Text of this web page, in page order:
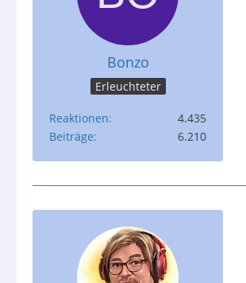
Bonzo
Erleuchteter
Reaktionen
4.435
Beiträge
6.210